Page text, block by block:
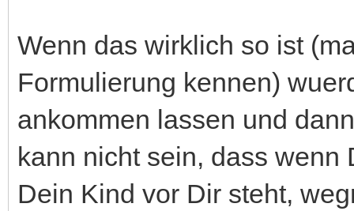
Wenn das wirklich so ist
Formulierung kennen)
ankommen lassen und
kann nicht sein, dass wenn
Dein Kind vor Dir steht,